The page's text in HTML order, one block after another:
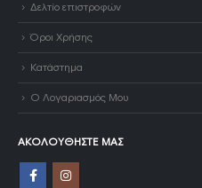
Δελτίο επιστροφών
Όροι Χρήσης
Κατάστημα
Ο Λογαριασμός Μου
ΑΚΟΛΟΥΘΉΣΤΕ ΜΑΣ